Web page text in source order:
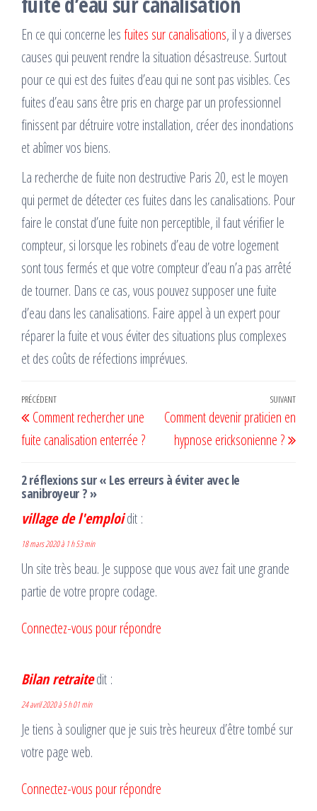
En ce qui concerne lesfuites sur canalisations, il y a diverses
causes qui peuvent rendre la situation désastreuse. Surtout
pour ce qui est des fuites d’eau qui ne sont pas visibles. Ces
fuites d’eau sans être pris en charge par un professionnel
finissent par détruire votre installation, créer des inondations
et abîmer vos biens.
La recherche de fuite non destructive Paris 20, est le moyen
qui permet de détecter ces fuites dans les canalisations. Pour
faire le constat d’une fuite non perceptible, il faut vérifier le
compteur, si lorsque les robinets d’eau de votre logement
sont tous fermés et que votre compteur d’eau n’a pas arrêté
de tourner. Dans ce cas, vous pouvez supposer une fuite
d’eau dans les canalisations. Faire appel à un expert pour
réparer la fuite et vous éviter des situations plus complexes
et des coûts de réfections imprévues.
Navigation
de
l’article
Article
précédent
PRÉCÉDENT
Comment rechercher une
fuite canalisation enterrée ?
SUIVANT
Comment devenir praticien en
hypnose ericksonienne ?
2 réflexions sur « Les erreurs à éviter avec le
sanibroyeur ? »
village de l'emploidit :
18 mars 2020 à 1 h 53 min
Un site très beau. Je suppose que vous avez fait une grande
partie de votre propre codage.
Connectez-vous pour répondre
Bilan retraitedit :
24 avril 2020 à 5 h 01 min
Je tiens à souligner que je suis très heureux d’être tombé sur
votre page web.
Connectez-vous pour répondre